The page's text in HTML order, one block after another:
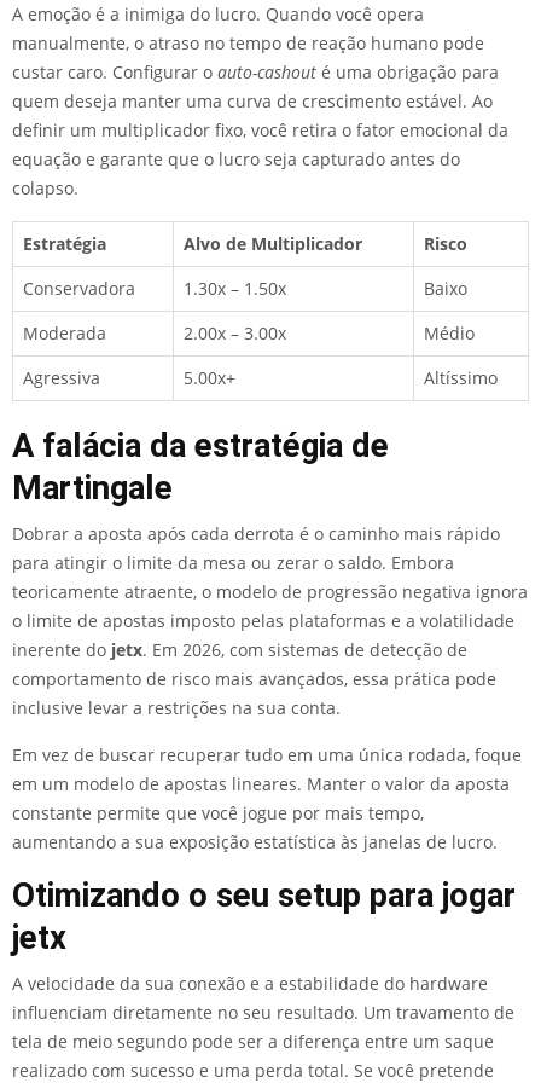
A emoção é a inimiga do lucro. Quando você opera
manualmente, o atraso no tempo de reação humano pode
custar caro. Configurar o auto-cashout é uma obrigação para
quem deseja manter uma curva de crescimento estável. Ao
definir um multiplicador fixo, você retira o fator emocional da
equação e garante que o lucro seja capturado antes do
colapso.
Estratégia Alvo de Multiplicador
Risco
Conservadora
1.30x – 1.50x
Baixo
Moderada
2.00x – 3.00x
Médio
Agressiva
5.00x+ Altíssimo
A falácia da estratégia de
Martingale
Dobrar a aposta após cada derrota é o caminho mais rápido
para atingir o limite da mesa ou zerar o saldo. Embora
teoricamente atraente, o modelo de progressão negativa ignora
o limite de apostas imposto pelas plataformas e a volatilidade
inerente do jetx. Em 2026, com sistemas de detecção de
comportamento de risco mais avançados, essa prática pode
inclusive levar a restrições na sua conta.
Em vez de buscar recuperar tudo em uma única rodada, foque
em um modelo de apostas lineares. Manter o valor da aposta
constante permite que você jogue por mais tempo,
aumentando a sua exposição estatística às janelas de lucro.
Otimizando o seu setup para jogar
jetx
A velocidade da sua conexão e a estabilidade do hardware
influenciam diretamente no seu resultado. Um travamento de
tela de meio segundo pode ser a diferença entre um saque
realizado com sucesso e uma perda total. Se você pretende